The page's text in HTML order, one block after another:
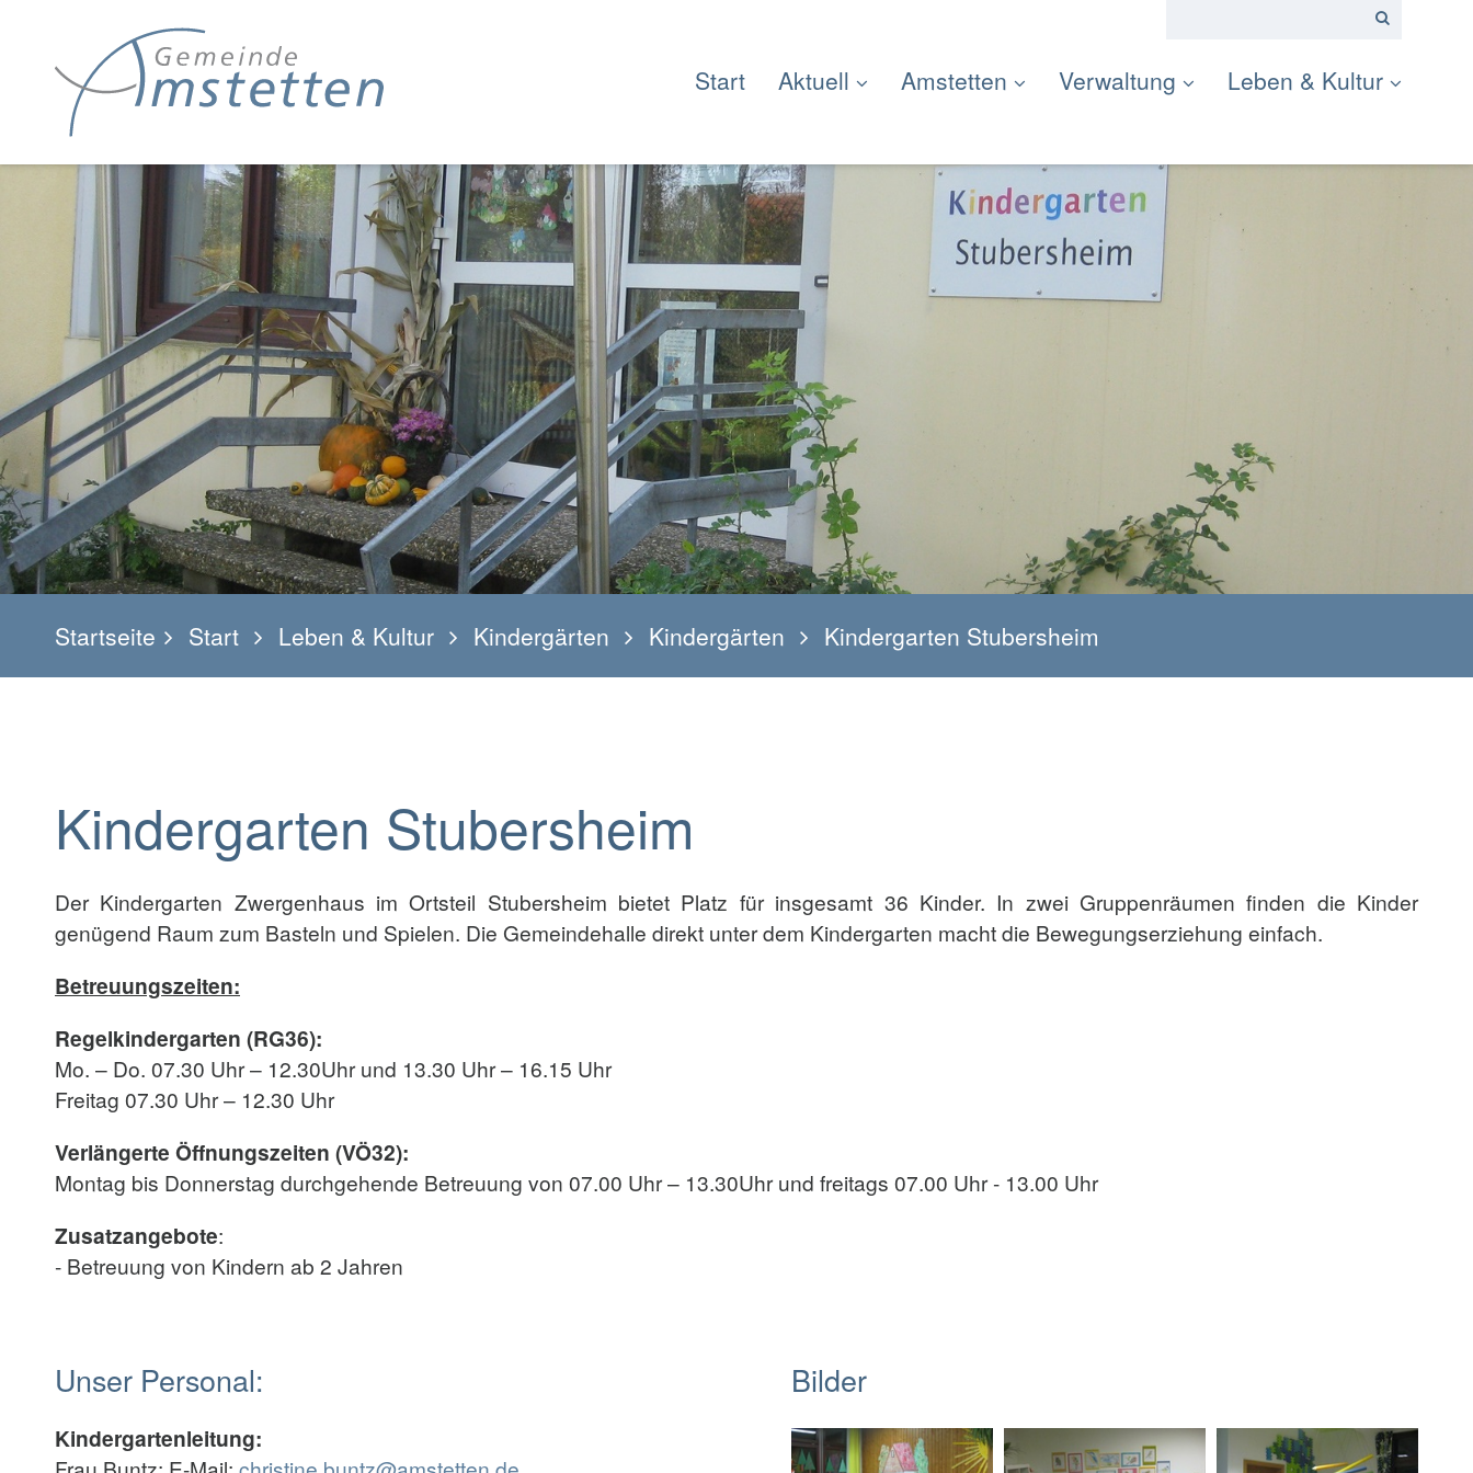
Start Aktuell Amstetten Verwaltung Leben & Kultur
Startseite Start Leben & Kultur Kindergärten Kindergärten Kindergarten Stubersheim
Kindergarten Stubersheim
Der Kindergarten Zwergenhaus im Ortsteil Stubersheim bietet Platz für insgesamt 36 Kinder. In zwei Gruppenräumen finden die Kinder
genügend Raum zum Basteln und Spielen. Die Gemeindehalle direkt unter dem Kindergarten macht die Bewegungserziehung einfach.
Betreuungszeiten:
Regelkindergarten (RG36):
Mo. – Do. 07.30 Uhr – 12.30Uhr und 13.30 Uhr – 16.15 Uhr
Freitag 07.30 Uhr – 12.30 Uhr
Verlängerte Öffnungszeiten (VÖ32):
Montag bis Donnerstag durchgehende Betreuung von 07.00 Uhr – 13.30Uhr und freitags 07.00 Uhr - 13.00 Uhr
Zusatzangebote:
- Betreuung von Kindern ab 2 Jahren
Unser Personal:
Kindergartenleitung:
Bilder